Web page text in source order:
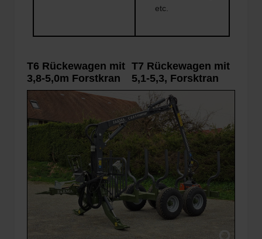
etc.
T6 Rückewagen mit
3,8-5,0m Forstkran
T7 Rückewagen mit
5,1-5,3, Forsktran